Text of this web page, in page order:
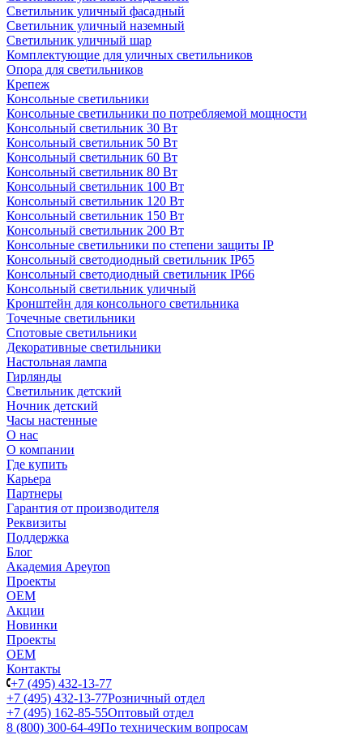
Светильник уличный фасадный
Светильник уличный наземный
Cветильник уличный шар
Комплектующие для уличных светильников
Опора для светильников
Крепеж
Консольные светильники
Консольные светильники по потребляемой мощности
Консольный светильник 30 Вт
Консольный светильник 50 Вт
Консольный светильник 60 Вт
Консольный светильник 80 Вт
Консольный светильник 100 Вт
Консольный светильник 120 Вт
Консольный светильник 150 Вт
Консольный светильник 200 Вт
Консольные светильники по степени защиты IP
Консольный светодиодный светильник IP65
Консольный светодиодный светильник IP66
Консольный светильник уличный
Кронштейн для консольного светильника
Точечные светильники
Спотовые светильники
Декоративные светильники
Настольная лампа
Гирлянды
Светильник детский
Ночник детский
Часы настенные
О нас
О компании
Где купить
Карьера
Партнеры
Гарантия от производителя
Реквизиты
Поддержка
Блог
Академия Apeyron
Проекты
ОЕМ
Акции
Новинки
Проекты
ОЕМ
Контакты
+7 (495) 432-13-77
+7 (495) 432-13-77Розничный отдел
+7 (495) 162-85-55Оптовый отдел
8 (800) 300-64-49По техническим вопросам